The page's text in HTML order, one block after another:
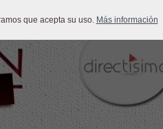
que acepta su uso. Más información